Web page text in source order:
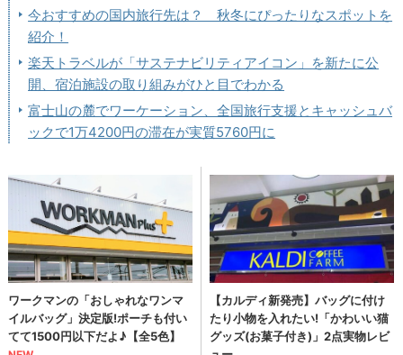
今おすすめの国内旅行先は？ 秋冬にぴったりなスポットを
紹介！
楽天トラベルが「サステナビリティアイコン」を新たに公
開、宿泊施設の取り組みがひと目でわかる
富士山の麓でワーケーション、全国旅行支援とキャッシュバ
ックで1万4200円の滞在が実質5760円に